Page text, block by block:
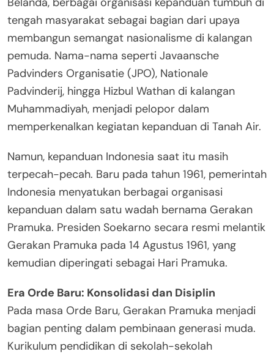
tengah masyarakat sebagai bagian dari upaya
membangun semangat nasionalisme di kalangan
pemuda. Nama-nama seperti Javaansche
Padvinders Organisatie (JPO), Nationale
Padvinderij, hingga Hizbul Wathan di kalangan
Muhammadiyah, menjadi pelopor dalam
memperkenalkan kegiatan kepanduan di Tanah Air.
Namun, kepanduan Indonesia saat itu masih
terpecah-pecah. Baru pada tahun 1961, pemerintah
Indonesia menyatukan berbagai organisasi
kepanduan dalam satu wadah bernama Gerakan
Pramuka. Presiden Soekarno secara resmi melantik
Gerakan Pramuka pada 14 Agustus 1961, yang
kemudian diperingati sebagai Hari Pramuka.
Era Orde Baru: Konsolidasi dan Disiplin
Pada masa Orde Baru, Gerakan Pramuka menjadi
bagian penting dalam pembinaan generasi muda.
Kurikulum pendidikan di sekolah-sekolah